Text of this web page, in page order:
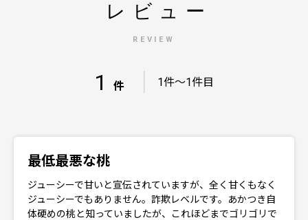
レビュー
REVIEW
1 件 1件～1件目
最低最悪な桃
ジューシーで甘いと宣伝されていますが、全く甘くもなく
ジューシーでもありません。詐欺レベルです。あかつき自
体硬めの桃と知っていましたが、これほどまでゴリゴリで